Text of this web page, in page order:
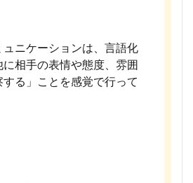
ュニケーションは、言語化
に相手の表情や態度、雰囲
る」ことを感覚で行って